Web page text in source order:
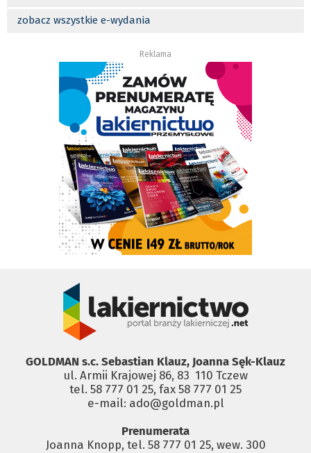
zobacz wszystkie e-wydania
Reklama
GOLDMAN s.c. Sebastian Klauz, Joanna Sęk-Klauz
ul. Armii Krajowej 86, 83 ­ 110 Tczew
tel. 58 777 01 25, fax 58 777 01 25
e-mail: ado@goldman.pl
Prenumerata
Joanna Knopp, tel. 58 777 01 25, wew. 300